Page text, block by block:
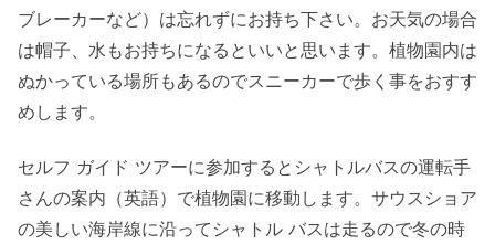
ブレーカーなど）は忘れずにお持ち下さい。お天気の場合
は帽子、水もお持ちになるといいと思います。植物園内は
ぬかっている場所もあるのでスニーカーで歩く事をおすす
めします。
セルフ ガイド ツアーに参加するとシャトルバスの運転手
さんの案内（英語）で植物園に移動します。サウスショア
の美しい海岸線に沿ってシャトル バスは走るので冬の時